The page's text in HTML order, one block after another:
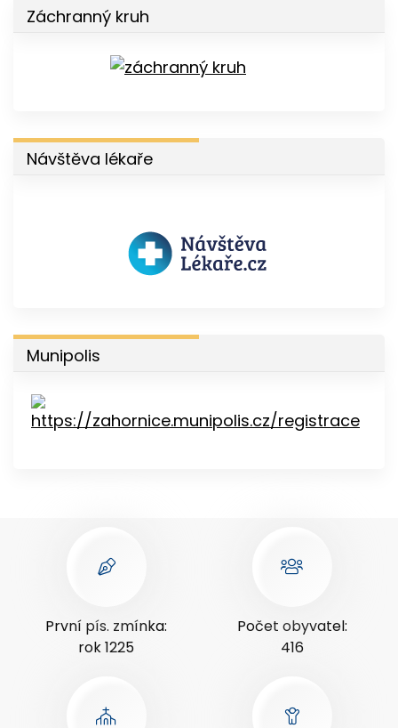
Záchranný kruh
Návštěva lékaře
Munipolis
První pís. zmínka:
rok 1225
Počet obyvatel:
416